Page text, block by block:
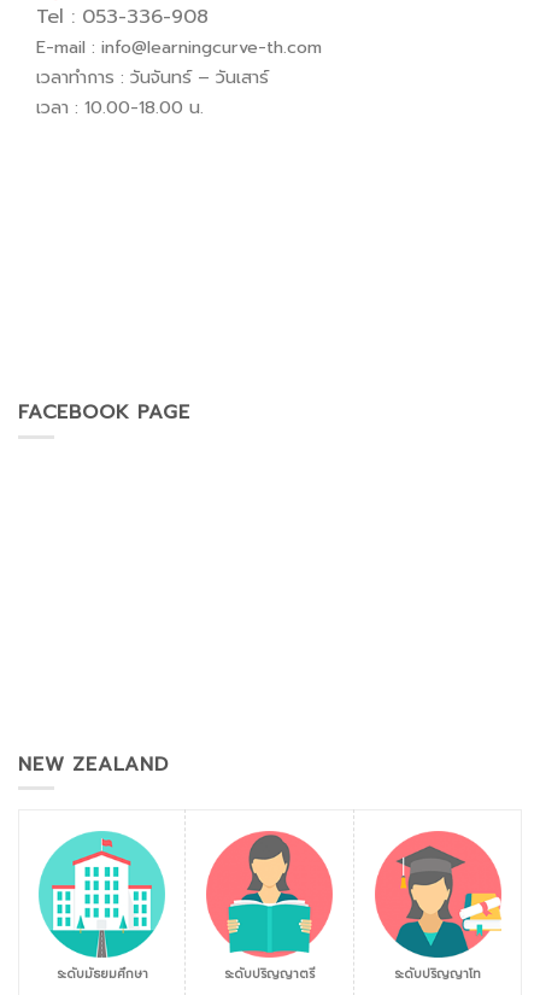
Tel : 053-336-908
E-mail : info@learningcurve-th.com
เวลาทำการ : วันจันทร์ – วันเสาร์
เวลา : 10.00-18.00 น.
FACEBOOK PAGE
NEW ZEALAND
ระดับมัธยมศึกษา ระดับปริญญาตรี ระดับปริญญาโท